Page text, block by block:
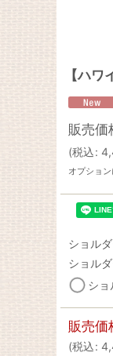
【ハ
販売価
(税込:
オプショ
ショル
ショル
ショ
販売価
(税込: